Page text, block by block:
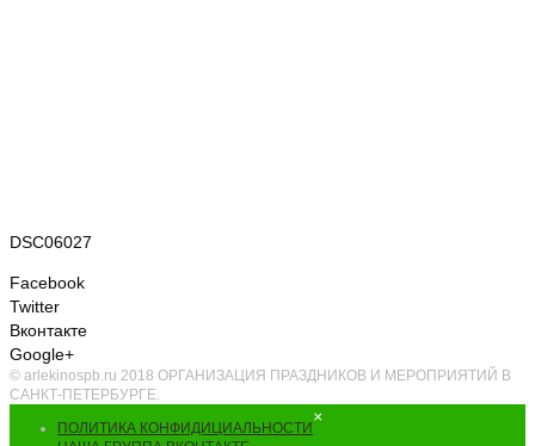
DSC06027
Facebook
Twitter
Вконтакте
Google+
© arlekinospb.ru 2018 ОРГАНИЗАЦИЯ ПРАЗДНИКОВ И МЕРОПРИЯТИЙ В
САНКТ-ПЕТЕРБУРГЕ.
ПОЛИТИКА КОНФИДИЦИАЛЬНОСТИ
×